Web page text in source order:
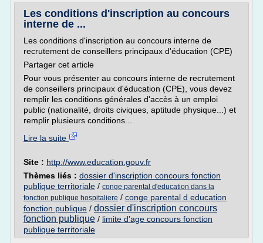
Les conditions d'inscription au concours
interne de ...
Les conditions d'inscription au concours interne de
recrutement de conseillers principaux d'éducation (CPE)
Partager cet article
Pour vous présenter au concours interne de recrutement
de conseillers principaux d'éducation (CPE), vous devez
remplir les conditions générales d'accès à un emploi
public (nationalité, droits civiques, aptitude physique...) et
remplir plusieurs conditions...
Lire la suite
Site : http://www.education.gouv.fr
Thèmes liés : dossier d'inscription concours fonction
publique territoriale / conge parental d'education dans la
fonction publique hospitaliere / conge parental d education
fonction publique / dossier d'inscription concours
fonction publique / limite d'age concours fonction
publique territoriale